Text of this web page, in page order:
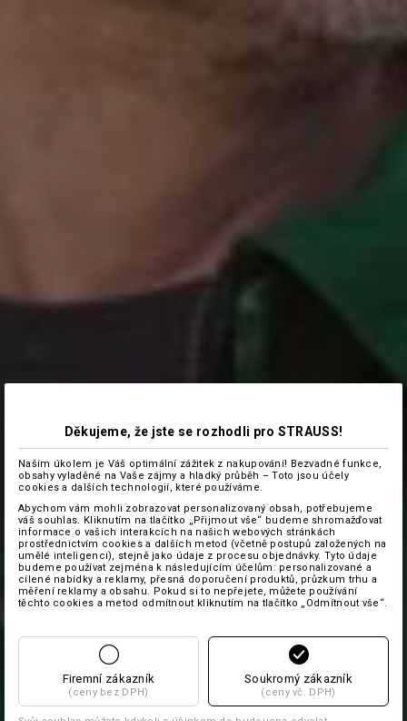
Děkujeme, že jste se rozhodli pro STRAUSS!
Naším úkolem je Váš optimální zážitek z nakupování! Bezvadné funkce,
obsahy vyladěné na Vaše zájmy a hladký průběh – Toto jsou účely
cookies a dalších technologií, které používáme.
Abychom vám mohli zobrazovat personalizovaný obsah, potřebujeme
váš souhlas. Kliknutím na tlačítko „Přijmout vše“ budeme shromažďovat
informace o vašich interakcích na našich webových stránkách
prostřednictvím cookies a dalších metod (včetně postupů založených na
umělé inteligenci), stejně jako údaje z procesu objednávky. Tyto údaje
budeme používat zejména k následujícím účelům: personalizované a
cílené nabídky a reklamy, přesná doporučení produktů, průzkum trhu a
měření reklamy a obsahu. Pokud si to nepřejete, můžete používání
těchto cookies a metod odmítnout kliknutím na tlačítko „Odmítnout vše“.
Firemní zákazník
(ceny bez DPH)
Soukromý zákazník
(ceny vč. DPH)